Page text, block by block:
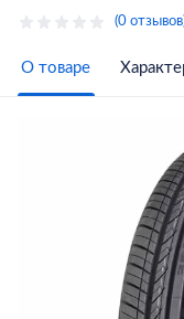
(0
О товаре